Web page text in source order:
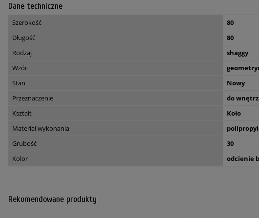
Dane techniczne
Szerokość
80
Długość
80
Rodzaj
shaggy
Wzór
Stan
Nowy
Przeznaczenie
do wnętrz
Kształt
Koło
Materiał wykonania
Grubość
30
Kolor
odcienie
Rekomendowane produkty